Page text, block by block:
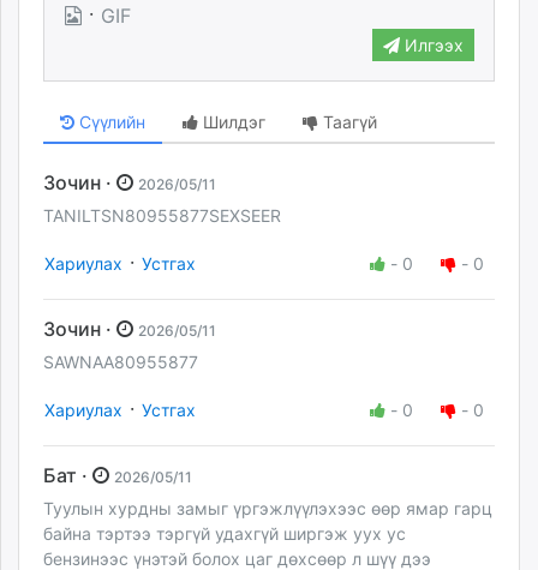
· GIF
Илгээх
Сүүлийн Шилдэг Таагүй
Зочин · 2026/05/11
TANILTSN80955877SEXSEER
Хариулах · Устгах - 0 - 0
Зочин · 2026/05/11
SAWNAA80955877
Хариулах · Устгах - 0 - 0
Бат · 2026/05/11
Туулын хурдны замыг үргэжлүүлэхээс өөр ямар гарц
байна тэртээ тэргүй удахгүй ширгэж уух ус
бензинээс үнэтэй болох цаг дөхсөөр л шүү дээ